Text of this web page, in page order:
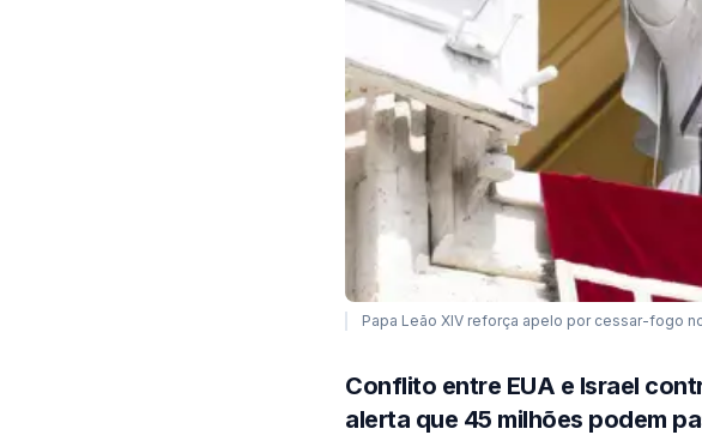
Papa Leão XIV reforça apelo por cessar-fogo
Conflito entre EUA e Israel
alerta que 45 milhões podem